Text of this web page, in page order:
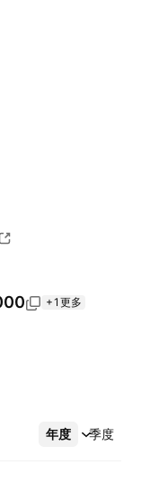
+1更多
年度 季度
更多